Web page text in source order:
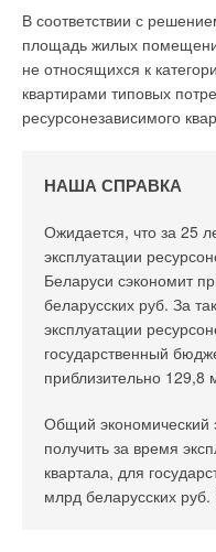
В соответствии с
площадь жилых
не относящихся к
квартирами типовых
ресурсонезависимого
НАША СПРАВКА
Ожидается, что за 25
эксплуатации
Беларуси сэкономит
беларусских руб. За
эксплуатации
государственный
приблизительно 129,8
Общий экономический
получить за время
квартала, для
млрд беларусских
в перекачиваемой воде
важно, чтобы
природной воды без
«Специально для
мощные скважинные
заместитель директора
износостойкость стали
пластика, что позволяет
материал для
перекачивающего
изготовленные из
малый вес. Они просты в
длительного времени
контроля и защиты,
хода», перегрузки и
напряжения,